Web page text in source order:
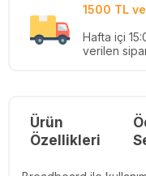
1500 TL
Hafta içi
verilen
Ürün
Özellikleri